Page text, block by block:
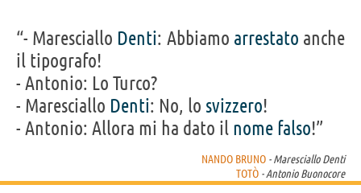
“- Maresciallo Denti: Abbiamo arrestato anche
il tipografo!
- Antonio: Lo Turco?
- Maresciallo Denti: No, lo svizzero!
- Antonio: Allora mi ha dato il nome falso!”
NANDO BRUNO - Maresciallo Denti
TOTÒ - Antonio Buonocore